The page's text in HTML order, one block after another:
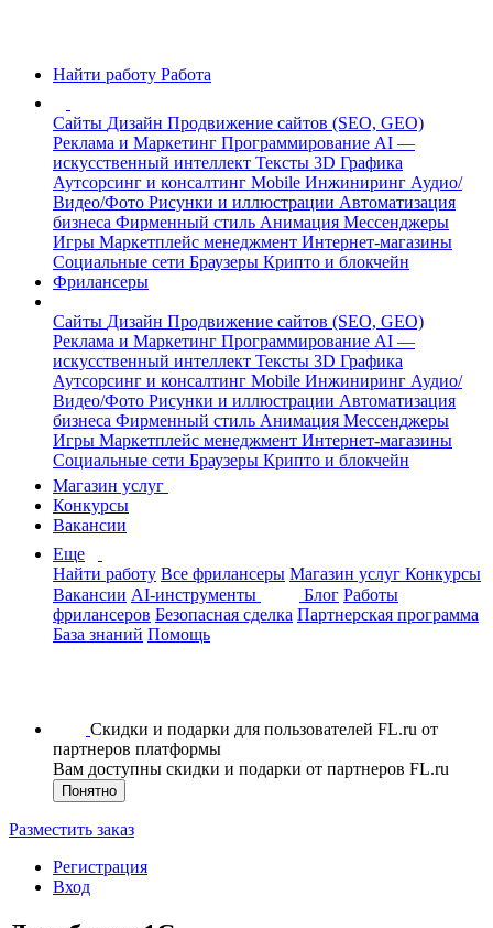
Найти работу Работа
Сайты Дизайн Продвижение сайтов (SEO, GEO)
Реклама и Маркетинг Программирование AI —
искусственный интеллект Тексты 3D Графика
Аутсорсинг и консалтинг Mobile Инжиниринг Аудио/
Видео/Фото Рисунки и иллюстрации Автоматизация
бизнеса Фирменный стиль Анимация Мессенджеры
Игры Маркетплейс менеджмент Интернет-магазины
Социальные сети Браузеры Крипто и блокчейн
Фрилансеры
Сайты Дизайн Продвижение сайтов (SEO, GEO)
Реклама и Маркетинг Программирование AI —
искусственный интеллект Тексты 3D Графика
Аутсорсинг и консалтинг Mobile Инжиниринг Аудио/
Видео/Фото Рисунки и иллюстрации Автоматизация
бизнеса Фирменный стиль Анимация Мессенджеры
Игры Маркетплейс менеджмент Интернет-магазины
Социальные сети Браузеры Крипто и блокчейн
Магазин услуг
Конкурсы
Вакансии
Еще
Найти работу Все фрилансеры Магазин услуг Конкурсы
Вакансии AI-инструменты Блог Работы
фрилансеров Безопасная сделка Партнерская программа
База знаний Помощь
Скидки и подарки для пользователей FL.ru от
партнеров платформы
Вам доступны скидки и подарки от партнеров FL.ru
Понятно
Разместить заказ
Регистрация
Вход